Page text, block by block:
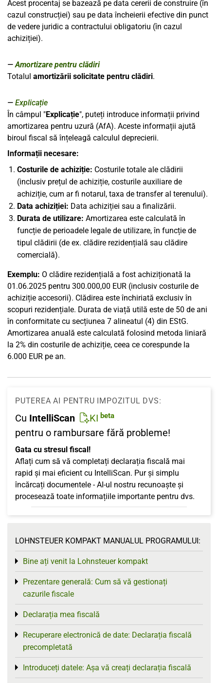
Acest procentaj se bazează pe data cererii de construire (în
cazul construcției) sau pe data încheierii efective din punct
de vedere juridic a contractului obligatoriu (în cazul
achiziției).
Amortizare pentru clădiri
Totalul amortizării solicitate pentru clădiri.
Explicație
În câmpul "Explicație", puteți introduce informații privind
amortizarea pentru uzură (AfA). Aceste informații ajută
biroul fiscal să înțeleagă calculul deprecierii.
Informații necesare:
Costurile de achiziție: Costurile totale ale clădirii
(inclusiv prețul de achiziție, costurile auxiliare de
achiziție, cum ar fi notarul, taxa de transfer al terenului).
Data achiziției: Data achiziției sau a finalizării.
Durata de utilizare: Amortizarea este calculată în
funcție de perioadele legale de utilizare, în funcție de
tipul clădirii (de ex. clădire rezidențială sau clădire
comercială).
Exemplu: O clădire rezidențială a fost achiziționată la
01.06.2025 pentru 300.000,00 EUR (inclusiv costurile de
achiziție accesorii). Clădirea este închiriată exclusiv în
scopuri rezidențiale. Durata de viață utilă este de 50 de ani
în conformitate cu secțiunea 7 alineatul (4) din EStG.
Amortizarea anuală este calculată folosind metoda liniară
la 2% din costurile de achiziție, ceea ce corespunde la
6.000 EUR pe an.
PUTEREA AI PENTRU IMPOZITUL DVS:
Cu IntelliScan KI beta
pentru o rambursare fără probleme!
Gata cu stresul fiscal!
Aflați cum să vă completați declarația fiscală mai
rapid și mai eficient cu IntelliScan. Pur și simplu
încărcați documentele - AI-ul nostru recunoaște și
procesează toate informațiile importante pentru dvs.
LOHNSTEUER KOMPAKT MANUALUL PROGRAMULUI:
Bine ați venit la Lohnsteuer kompakt
Toggle menu
Prezentare generală: Cum să vă gestionați
cazurile fiscale
Toggle menu
Declarația mea fiscală
Toggle menu
Recuperare electronică de date: Declarația fiscală
precompletată
Toggle menu
Introduceți datele: Așa vă creați declarația fiscală
Toggle menu